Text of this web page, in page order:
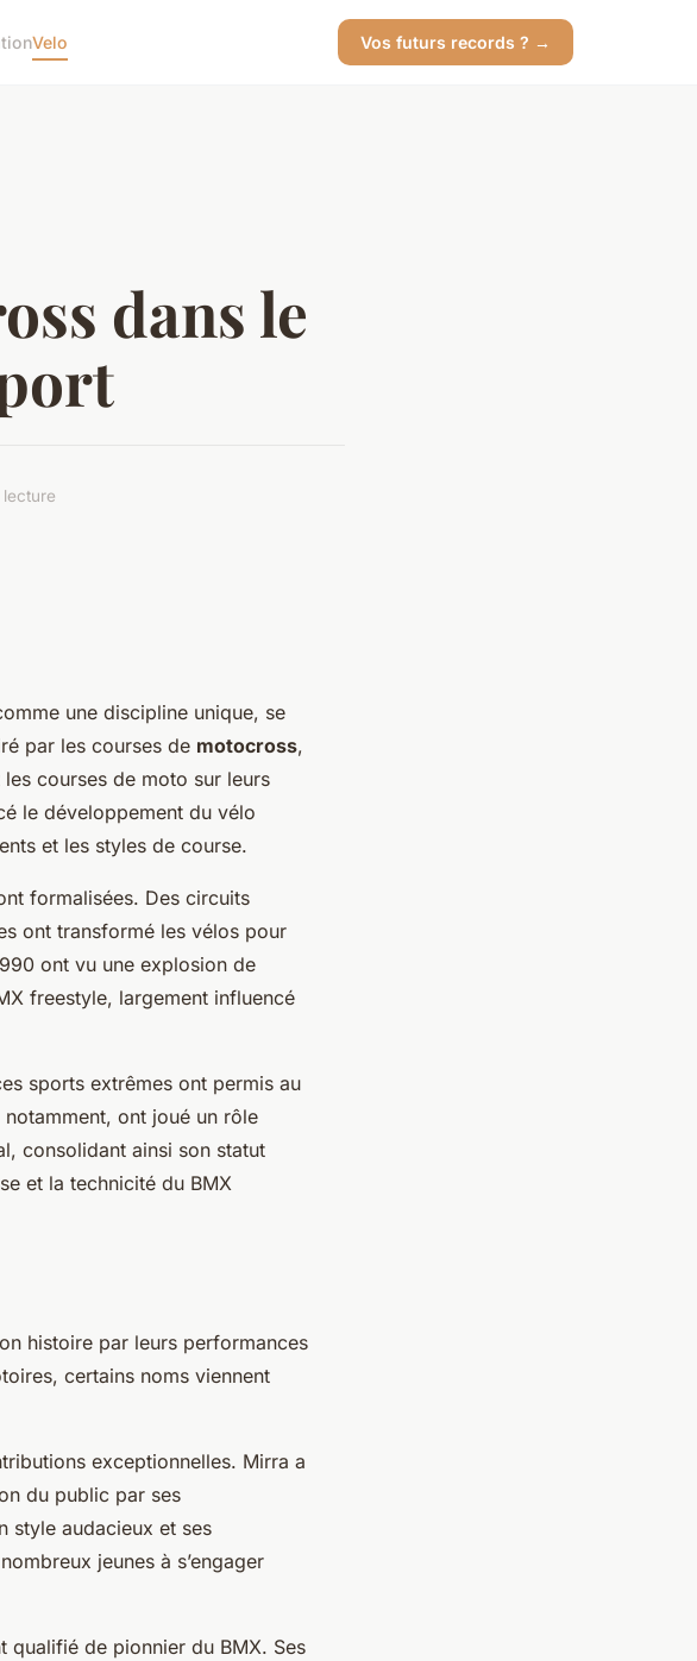
Velo Vos futurs records ? →
dans le
lecture
une discipline unique, se
par les courses de motocross,
courses de moto sur leurs
le développement du vélo
et les styles de course.
formalisées. Des circuits
ont transformé les vélos pour
ont vu une explosion de
freestyle, largement influencé
sports extrêmes ont permis au
ont joué un rôle
consolidant ainsi son statut
et la technicité du BMX
histoire par leurs performances
certains noms viennent
exceptionnelles. Mirra a
du public par ses
style audacieux et ses
jeunes à s’engager
qualifié de pionnier du BMX. Ses